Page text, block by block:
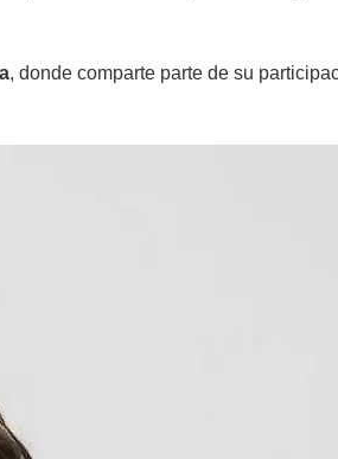
, donde comparte parte de su